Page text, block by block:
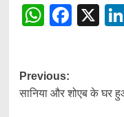
X
Post
navigation
Previous:
सानिया और शोएब के घर